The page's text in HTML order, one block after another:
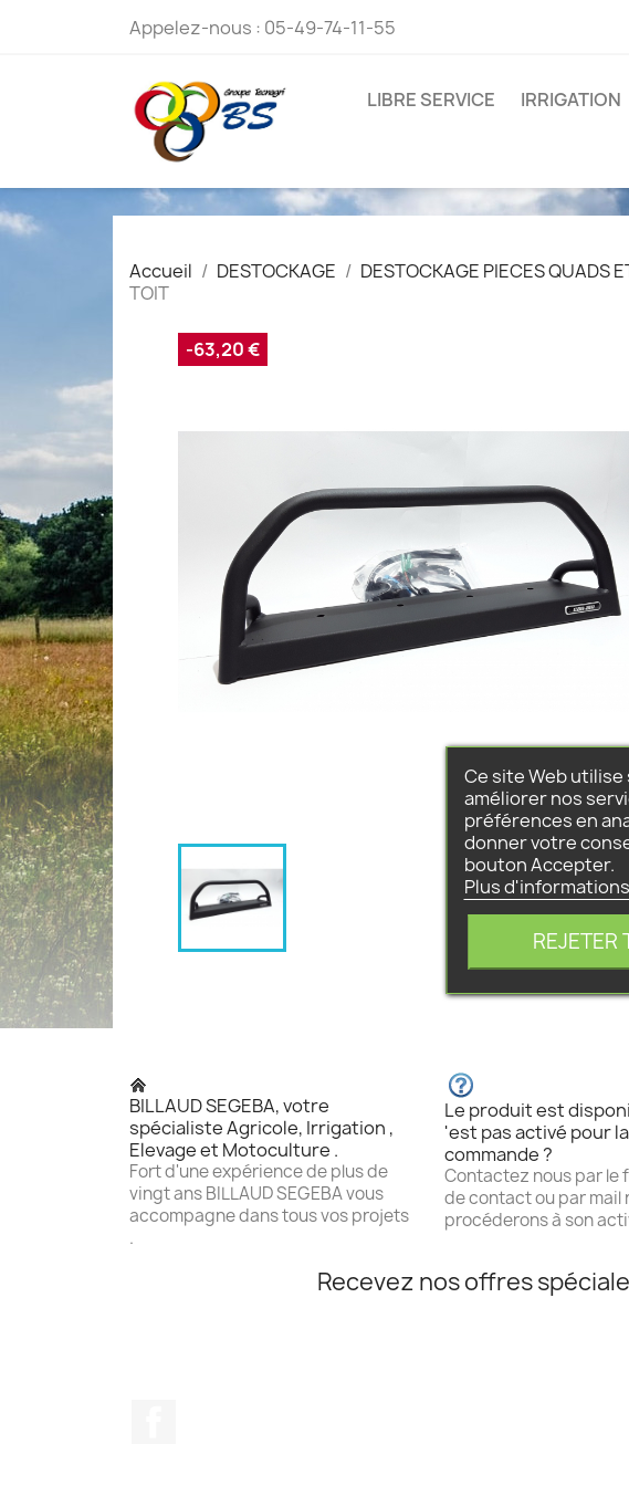
Appelez-nous : 05-49-74-11-55
LIBRE SERVICE IRRIGATION
Accueil DESTOCKAGE DESTOCKAGE PIECES QUADS
TOIT
-63,20 €
BILLAUD SEGEBA, votre
spécialiste Agricole, Irrigation ,
Elevage et Motoculture .
Fort d'une expérience de plus de
vingt ans BILLAUD SEGEBA vous
accompagne dans tous vos projets
.
Le produit est
'est pas activé pour la
commande ?
Contactez nous par le
de contact ou par mail
procéderons à son
Recevez nos offres
Ce site Web
améliorer nos
préférences en
donner votre
bouton Accepter.
Plus d'informations
REJETER